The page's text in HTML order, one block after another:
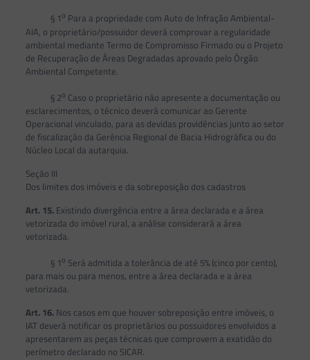
§ 1o Para a propriedade com Auto de Infração Ambiental-
AIA, o proprietário/possuidor deverá comprovar a regularidade
ambiental mediante Termo de Compromisso Firmado ou o Projeto
de Recuperação de Áreas Degradadas aprovado pelo Órgão
Ambiental Competente.
§ 2o Caso o proprietário não apresente a documentação ou
esclarecimentos, o técnico deverá comunicar ao Gerente
Operacional vinculado, para as devidas providências junto ao setor
de fiscalização da Gerência Regional de Bacia Hidrográfica ou do
Núcleo Local da autarquia.
Seção III
Dos limites dos imóveis e da sobreposição dos cadastros
Art. 15.Existindo divergência entre a área declarada e a área
vetorizada do imóvel rural, a análise considerará a área
vetorizada.
§ 1o Será admitida a tolerância de até 5% (cinco por cento),
para mais ou para menos, entre a área declarada e a área
vetorizada.
Art. 16.Nos casos em que houver sobreposição entre imóveis, o
IAT deverá notificar os proprietários ou possuidores envolvidos a
apresentarem as peças técnicas que comprovem a exatidão do
perímetro declarado no SICAR.